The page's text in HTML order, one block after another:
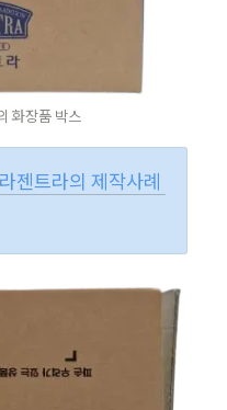
화장품 박스
젠트라의 제작사례